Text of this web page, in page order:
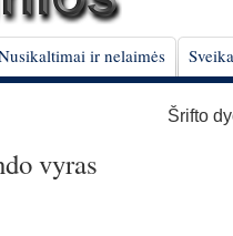
ir nelaimės
Šrifto
vyras